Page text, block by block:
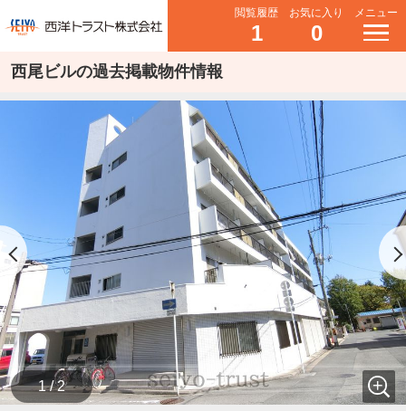
閲覧履歴
1
お気に入り
0
メニュー
西尾ビルの過去掲載物件情報
1 / 2